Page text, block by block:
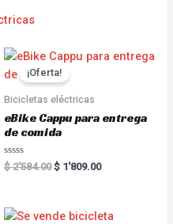
¡Oferta!
Bicicletas eléctricas
eBike Cappu para entrega
de comida
R
a
0
o
$2'584.00 $ 1'809.00